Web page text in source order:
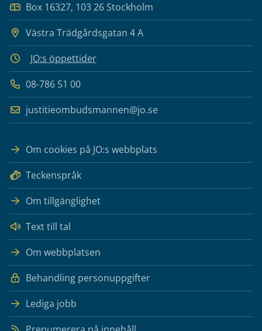
Box 16327, 103 26 Stockholm
Västra Trädgårdsgatan 4 A
JO:s öppettider
08-786 51 00
justitieombudsmannen@jo.se
Om cookies på JO:s webbplats
Teckenspråk
Om tillgänglighet
Text till tal
Om webbplatsen
Behandling personuppgifter
Lediga jobb